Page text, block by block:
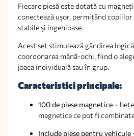
Fiecare piesă este dotată cu
conectează ușor, permițând copiilor
stabile și ingenioase.
Acest set stimulează gândirea
coordonarea mână-ochi, fiind o
joaca individuală sau în grup.
Caracteristici principale:
100 de piese magnetice –
magnetice ce pot fi
Include piese pentru vehicule